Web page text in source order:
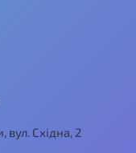
вул. Східна, 2